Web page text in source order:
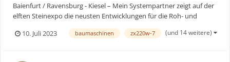
Baienfurt / Ravensburg - Kiesel – Mein Systempartner zeigt auf der
elften Steinexpo die neusten Entwicklungen für die Roh- und
Baustoffindustrie. Unter anderem wird ein autonom fahrender Bell
B30E in der Sonderfläche „Quarry Vision“ zu bestaunen sein.
10. Juli 2023 baumaschinen zx220w-7 (und 14 weitere)